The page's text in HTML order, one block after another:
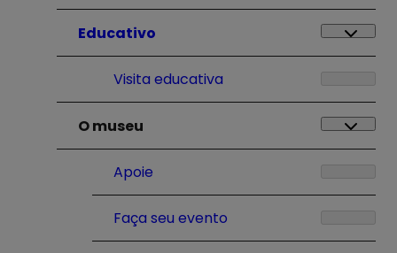
Educativo
Visita educativa
O museu
Apoie
Faça seu evento